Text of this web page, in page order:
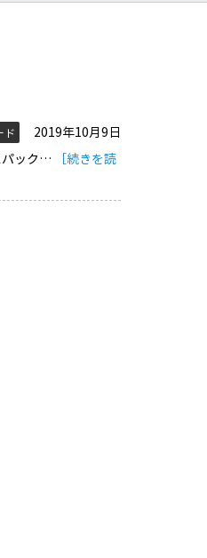
ド
2019年10月9日
パック…
［続きを読